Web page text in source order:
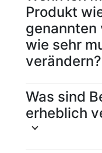
Produkt
genannten
wie sehr
verändern?
Was sind
erheblich